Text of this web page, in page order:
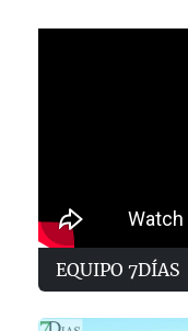
EQUIPO 7DÍAS